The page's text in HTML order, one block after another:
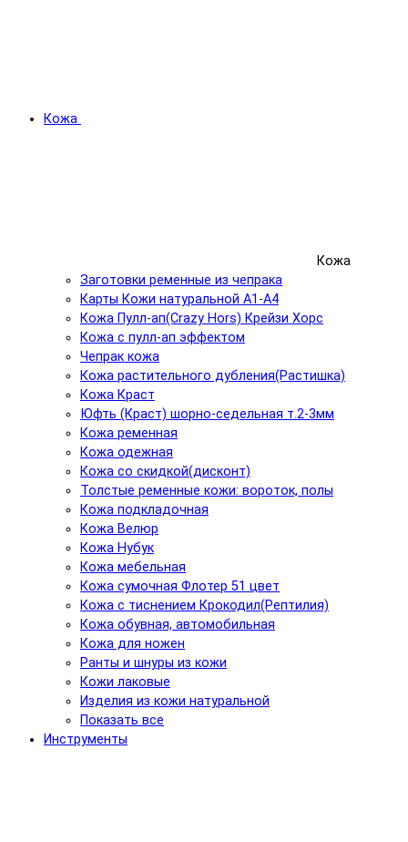
Кожа
Кожа
Заготовки ременные из чепрака
Карты Кожи натуральной А1-А4
Кожа Пулл-ап(Crazy Hors) Крейзи Хорс
Кожа с пулл-ап эффектом
Чепрак кожа
Кожа растительного дубления(Растишка)
Кожа Краст
Юфть (Краст) шорно-седельная т.2-3мм
Кожа ременная
Кожа одежная
Кожа со скидкой(дисконт)
Толстые ременные кожи: вороток, полы
Кожа подкладочная
Кожа Велюр
Кожа Нубук
Кожа мебельная
Кожа сумочная Флотер 51 цвет
Кожа с тиснением Крокодил(Рептилия)
Кожа обувная, автомобильная
Кожа для ножен
Ранты и шнуры из кожи
Кожи лаковые
Изделия из кожи натуральной
Показать все
Инструменты